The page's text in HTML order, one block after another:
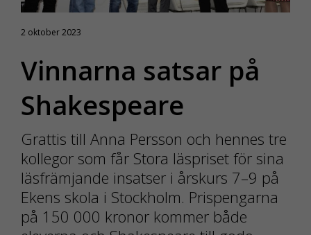
2 oktober 2023
Vinnarna satsar på
Shakespeare
Grattis till Anna Persson och hennes tre
kollegor som får Stora läspriset för sina
läsfrämjande insatser i årskurs 7–9 på
Ekens skola i Stockholm. Prispengarna
på 150 000 kronor kommer både